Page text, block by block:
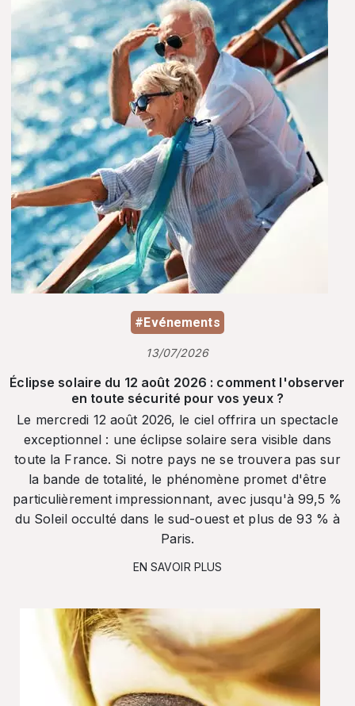
#Evénements
13/07/2026
Éclipse solaire du 12 août 2026 : comment l'observer
en toute sécurité pour vos yeux ?
Le mercredi 12 août 2026, le ciel offrira un spectacle
exceptionnel : une éclipse solaire sera visible dans
toute la France. Si notre pays ne se trouvera pas sur
la bande de totalité, le phénomène promet d'être
particulièrement impressionnant, avec jusqu'à 99,5 %
du Soleil occulté dans le sud-ouest et plus de 93 % à
Paris.
EN SAVOIR PLUS